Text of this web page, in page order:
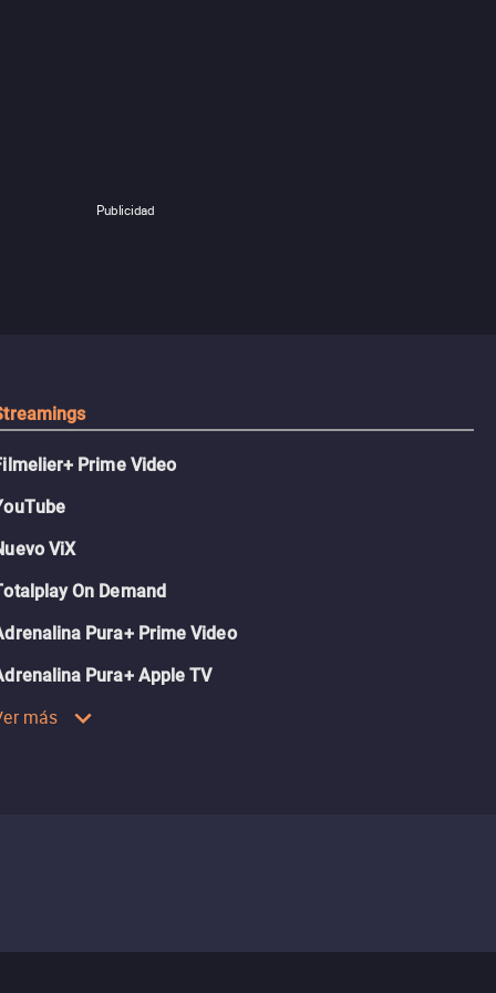
Publicidad
Prime Video
ViX
On Demand
Pura+ Prime Video
Pura+ Apple TV
más